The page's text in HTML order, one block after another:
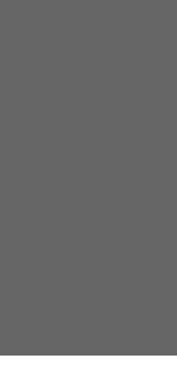
με την πατροπαράδοτη στην